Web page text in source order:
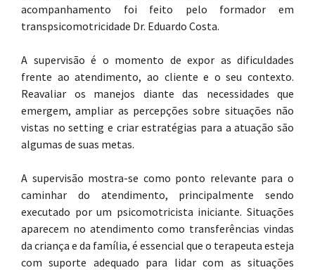
acompanhamento foi feito pelo formador em
transpsicomotricidade Dr. Eduardo Costa.
A supervisão é o momento de expor as dificuldades
frente ao atendimento, ao cliente e o seu contexto.
Reavaliar os manejos diante das necessidades que
emergem, ampliar as percepções sobre situações não
vistas no setting e criar estratégias para a atuação são
algumas de suas metas.
A supervisão mostra-se como ponto relevante para o
caminhar do atendimento, principalmente sendo
executado por um psicomotricista iniciante. Situações
aparecem no atendimento como transferências vindas
da criança e da família, é essencial que o terapeuta esteja
com suporte adequado para lidar com as situações